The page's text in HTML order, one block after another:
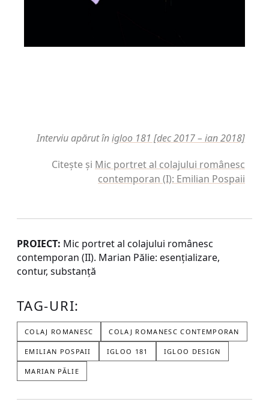
Interviu apărut înigloo 181 [dec 2017 – ian 2018]
Citește și Mic portret al colajului românesc
contemporan (I): Emilian Pospaii
PROIECT: Mic portret al colajului românesc
contemporan (II). Marian Pălie: esenţializare,
contur, substanţă
TAG-URI:
COLAJ ROMANESC COLAJ ROMANESC CONTEMPORAN
EMILIAN POSPAII IGLOO 181 IGLOO DESIGN
MARIAN PĂLIE